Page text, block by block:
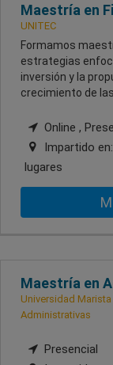
Maestría en
UNITEC
Formamos
estrategias
inversión y la
crecimiento de
Online ,
Impartido en:
lugares
Maestría en
Universidad
Administrativas
Presencial